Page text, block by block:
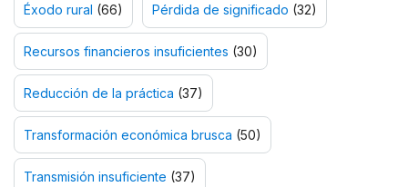
Éxodo rural (66) Pérdida de significado (32)
Recursos financieros insuficientes (30)
Reducción de la práctica (37)
Transformación económica brusca (50)
Transmisión insuficiente (37)